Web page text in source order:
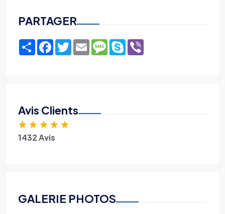
PARTAGER
ShareFacebook
TwitterEmailMessage
Skype
Avis Clients
★ ★ ★ ★ ★
1432 Avis
GALERIE PHOTOS